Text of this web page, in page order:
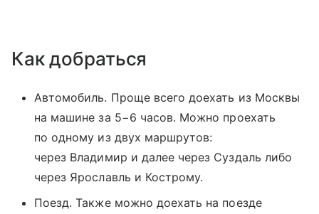
Как добраться
Автомобиль. Проще всего доехать из Москвы
на машине за 5−6 часов. Можно проехать
по одному из двух маршрутов:
через Владимир и далее через Суздаль либо
через Ярославль и Кострому.
Поезд. Также можно доехать на поезде